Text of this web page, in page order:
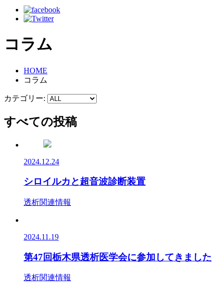
コラム
HOME
コラム
カテゴリー:
すべての投稿
2024.12.24
シロイルカと超音波診断装置
透析関連情報
2024.11.19
第47回栃木県透析医学会に参加してきました
透析関連情報